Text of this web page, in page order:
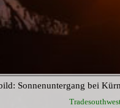
Sonnenuntergang bei